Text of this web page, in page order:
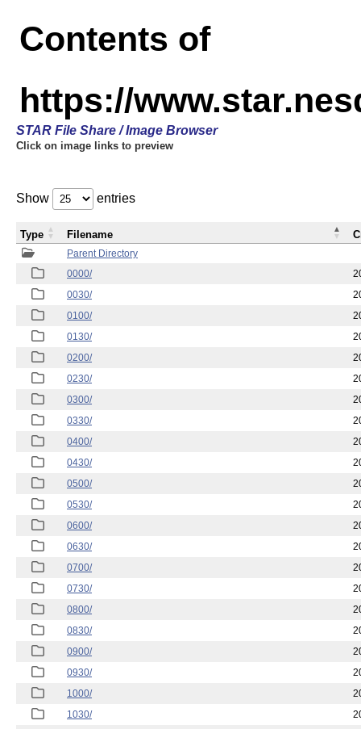
Contents of
https://
STAR File Share / Image Browser
Click on image links to preview
Show entries
Parent Directory
0000/
0030/
0100/
0130/
0200/
0230/
0300/
0330/
0400/
0430/
0500/
0530/
0600/
0630/
0700/
0730/
0800/
0830/
0900/
0930/
1000/
1030/
Type Filename